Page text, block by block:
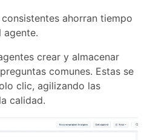
ahorran tiempo
agente.
crear y almacenar
comunes. Estas se
clic, agilizando las
calidad.